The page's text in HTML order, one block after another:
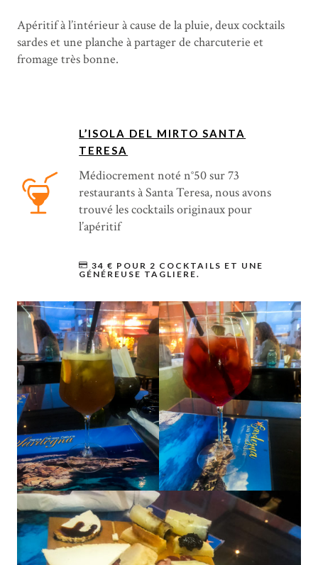
Apéritif à l’intérieur à cause de la pluie, deux cocktails
sardes et une planche à partager de charcuterie et
fromage très bonne.
L’ISOLA DEL MIRTO SANTA
TERESA
Médiocrement noté n°50 sur 73
restaurants à Santa Teresa, nous avons
trouvé les cocktails originaux pour
l’apéritif
34 € POUR 2 COCKTAILS ET UNE
GÉNÉREUSE TAGLIERE.